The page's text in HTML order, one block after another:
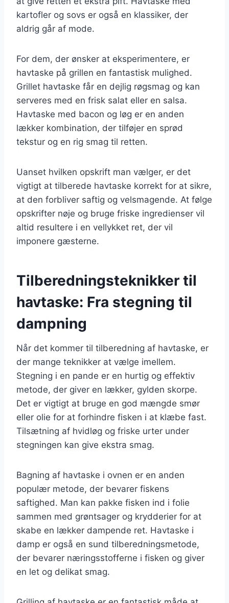
kartofler og sovs er også en klassiker, der
aldrig går af mode.
For dem, der ønsker at eksperimentere, er
havtaske på grillen en fantastisk mulighed.
Grillet havtaske får en dejlig røgsmag og kan
serveres med en frisk salat eller en salsa.
Havtaske med bacon og løg er en anden
lækker kombination, der tilføjer en sprød
tekstur og en rig smag til retten.
Uanset hvilken opskrift man vælger, er det
vigtigt at tilberede havtaske korrekt for at sikre,
at den forbliver saftig og velsmagende. At følge
opskrifter nøje og bruge friske ingredienser vil
altid resultere i en vellykket ret, der vil
imponere gæsterne.
Tilberedningsteknikker til
havtaske: Fra stegning til
dampning
Når det kommer til tilberedning af havtaske, er
der mange teknikker at vælge imellem.
Stegning i en pande er en hurtig og effektiv
metode, der giver en lækker, gylden skorpe.
Det er vigtigt at bruge en god mængde smør
eller olie for at forhindre fisken i at klæbe fast.
Tilsætning af hvidløg og friske urter under
stegningen kan give ekstra smag.
Bagning af havtaske i ovnen er en anden
populær metode, der bevarer fiskens
saftighed. Man kan pakke fisken ind i folie
sammen med grøntsager og krydderier for at
skabe en lækker dampende ret. Havtaske i
damp er også en sund tilberedningsmetode,
der bevarer næringsstofferne i fisken og giver
en let og delikat smag.